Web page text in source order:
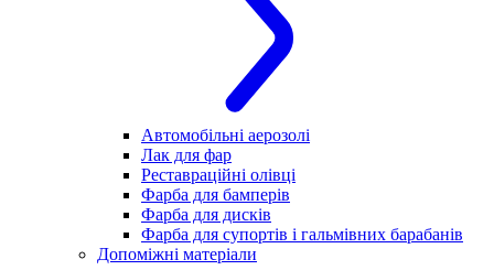
Автомобільні аерозолі
Лак для фар
Реставраційні олівці
Фарба для бамперів
Фарба для дисків
Фарба для супортів і гальмівних барабанів
Допоміжні матеріали